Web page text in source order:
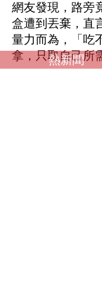
網友發現，路旁
盒遭到丟棄，直
量力而為，「吃
拿，只取自己所
熱新聞